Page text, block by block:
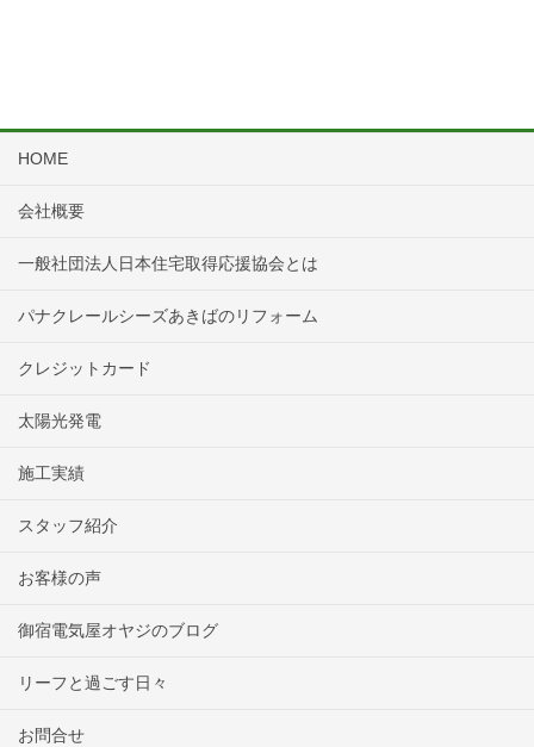
HOME
会社概要
一般社団法人日本住宅取得応援協会とは
パナクレールシーズあきばのリフォーム
クレジットカード
太陽光発電
施工実績
スタッフ紹介
お客様の声
御宿電気屋オヤジのブログ
リーフと過ごす日々
お問合せ